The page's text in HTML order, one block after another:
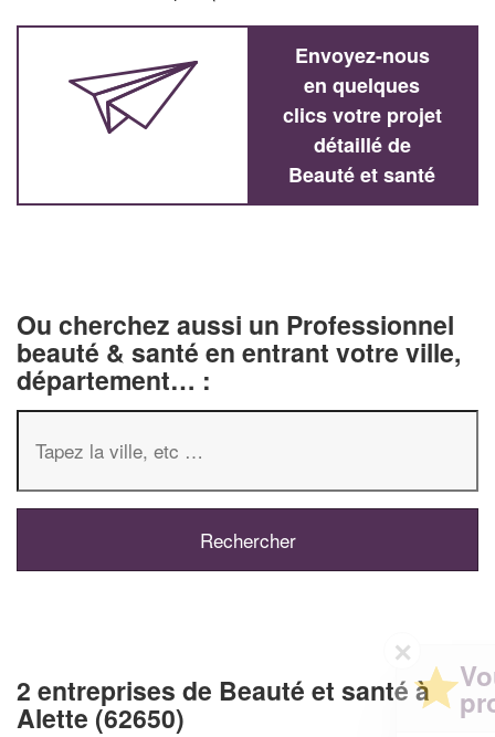
Envoyez-nous
en quelques
clics votre projet
détaillé de
Beauté et santé
Ou cherchez aussi un Professionnel
beauté & santé en entrant votre ville,
département… :
2 entreprises de Beauté et santé à
Alette (62650)
Vous êtes un
professionnel ?